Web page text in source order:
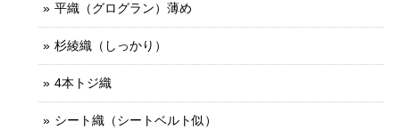
平織（グログラン）薄め
杉綾織（しっかり）
4本トジ織
シート織（シートベルト似）